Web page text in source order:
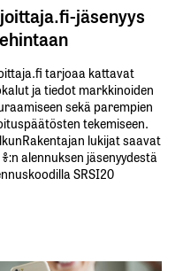
jäsenyys
tarjoaa kattavat
ja tiedot markkinoiden
sekä parempien
tekemiseen.
lukijat saavat
alennuksen jäsenyydestä
SRSI20